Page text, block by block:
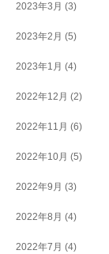
2023年3月 (3)
2023年2月 (5)
2023年1月 (4)
2022年12月 (2)
2022年11月 (6)
2022年10月 (5)
2022年9月 (3)
2022年8月 (4)
2022年7月 (4)